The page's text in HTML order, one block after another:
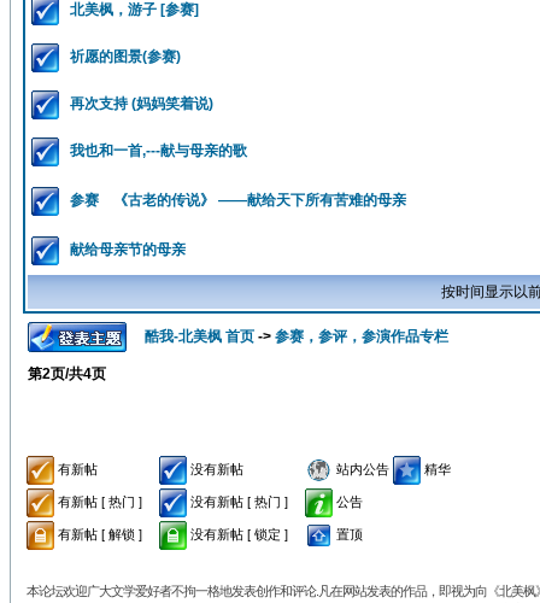
北美枫，游子 [参赛]
祈愿的图景(参赛)
再次支持 (妈妈笑着说)
我也和一首,---献与母亲的歌
参赛 《古老的传说》 ——献给天下所有苦难的母亲
献给母亲节的母亲
按时间显示以
酷我-北美枫 首页 -> 参赛，参评，参演作品专栏
第2页/共4页
有新帖 没有新帖 站内公告 精华
有新帖 [ 热门 ] 没有新帖 [ 热门 ] 公告
有新帖 [ 解锁 ] 没有新帖 [ 锁定 ] 置顶
本论坛欢迎广大文学爱好者不拘一格地发表创作和评论.凡在网站发表的作品，即视为向《北美